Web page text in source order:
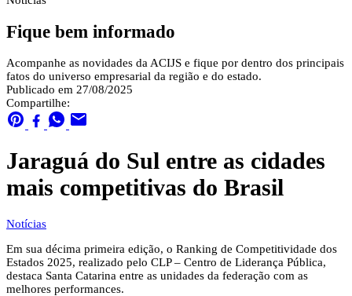
Fique bem informado
Acompanhe as novidades da ACIJS e fique por dentro dos principais
fatos do universo empresarial da região e do estado.
Publicado em 27/08/2025
Compartilhe:
Jaraguá do Sul entre as cidades
mais competitivas do Brasil
Notícias
Em sua décima primeira edição, o Ranking de Competitividade dos
Estados 2025, realizado pelo CLP – Centro de Liderança Pública,
destaca Santa Catarina entre as unidades da federação com as
melhores performances.